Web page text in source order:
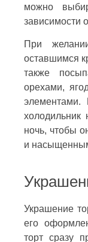
можно
зависимости
При
оставшимся
также
орехами,
элементами.
холодильник
ночь, чтобы
и
Украшение
его
торт сразу